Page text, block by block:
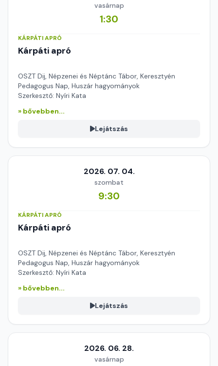
vasárnap
1:30
KÁRPÁTI APRÓ
Kárpáti apró
OSZT Dij, Népzenei és Néptánc Tábor, Keresztyén
Pedagogus Nap, Huszár hagyományok
Szerkesztő: Nyíri Kata
» bővebben...
Lejátszás
2026. 07. 04.
szombat
9:30
KÁRPÁTI APRÓ
Kárpáti apró
OSZT Dij, Népzenei és Néptánc Tábor, Keresztyén
Pedagogus Nap, Huszár hagyományok
Szerkesztő: Nyíri Kata
» bővebben...
Lejátszás
2026. 06. 28.
vasárnap